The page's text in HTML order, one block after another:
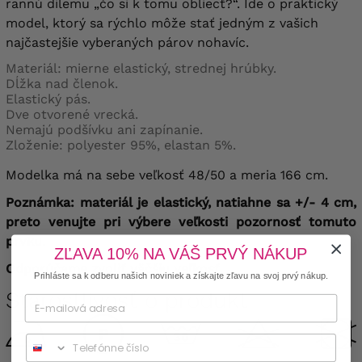
rannú dilemu „čo si k tomu obliecť?“. Ide o praktický
model, ktorý sa rýchlo môže stať jedným z vašich
najčastejšie vyberaných párov nohavíc.
Materiál: mierne elastický, strednej hrúbky.
Dĺžka nad členok.
Elastický pás.
Dve otvorené vrecká.
Nemajú podšívku ani zapínanie.
Zloženie: polyester 95%, elastan 5%.
Modelka má na sebe veľkosť 48/50 a meria 166 cm.
Poznámka: materiál je elastický, natiahne sa +/- 4 cm,
preto venujte pri výbere veľkosti pozornosť tomuto
prvku.
Odporúčame zvoliť väčšiu veľkosť.
Starostlivosť o produkt
ZĽAVA 10% NA VÁŠ PRVÝ NÁKUP
Prihláste sa k odberu našich noviniek a získajte zľavu na svoj prvý nákup.